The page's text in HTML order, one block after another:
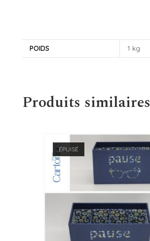
POIDS 1 kg
Produits similaires
ÉPUISÉ